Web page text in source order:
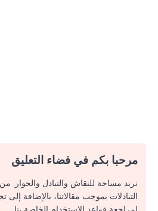
مرحبا بكم في فضاء التعليق
نريد مساحة للنقاش والتبادل والحوار.
التبادلات بموجب مقالاتنا، بالإضافة